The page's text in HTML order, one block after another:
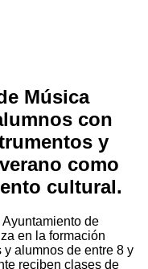
Música
con
y
como
cultural.
de
en la formación
alumnos de entre 8 y
reciben clases de